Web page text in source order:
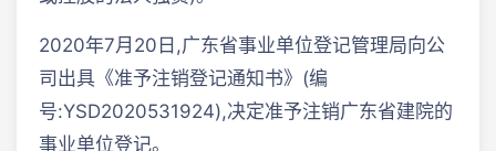
2020年7月20日,广东省事业单位登记管理局向公
司出具《准予注销登记通知书》(编
号:YSD2020531924),决定准予注销广东省建院的
事业单位登记。